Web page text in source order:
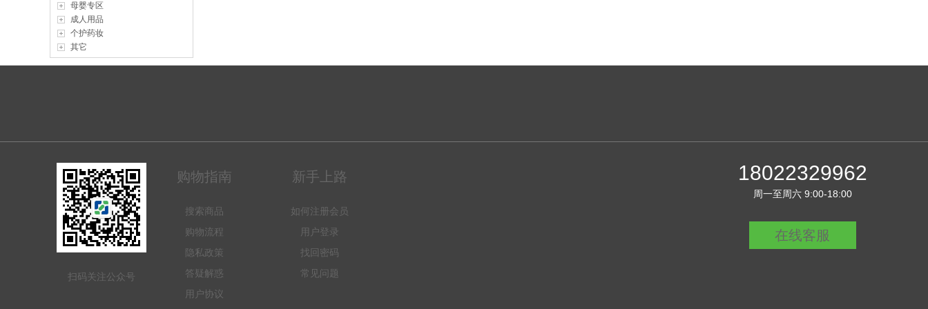
母婴专区
成人用品
个护药妆
其它
扫码关注公众号
购物指南
搜索商品
购物流程
隐私政策
答疑解惑
用户协议
新手上路
如何注册会员
用户登录
找回密码
常见问题
18022329962
周一至周六 9:00-18:00
在线客服